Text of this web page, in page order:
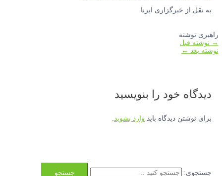
به نقل از خبرگزاری ایرنا
راهبری نوشته
→ نوشته قبل
نوشته بعد ←
دیدگاه‌ خود را بنویسید
برای نوشتن دیدگاه باید وارد بشوید
جستجوی: